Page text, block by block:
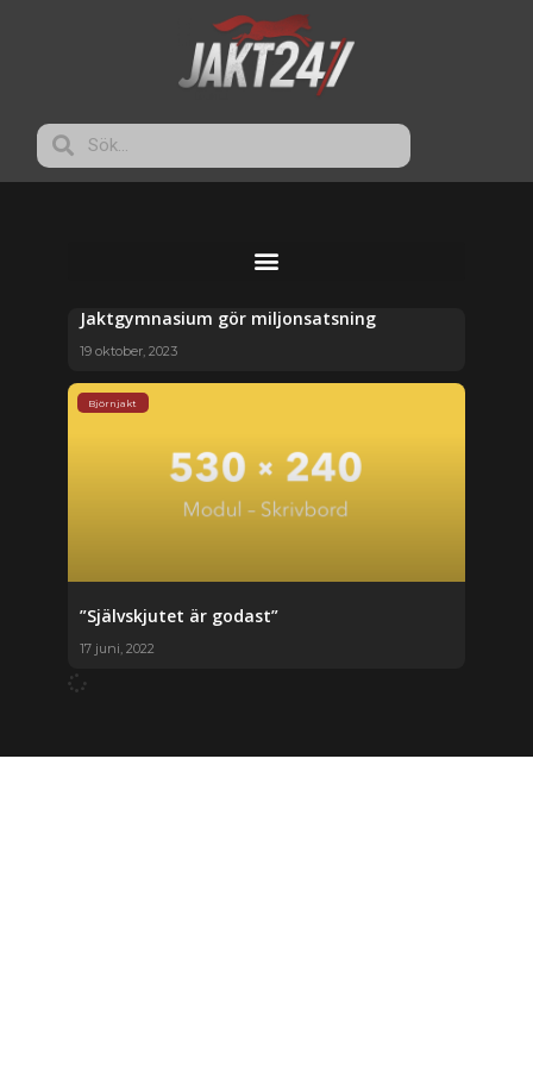
Jaktgymnasium gör miljonsatsning
19 oktober, 2023
Björnjakt
”Självskjutet är godast”
17 juni, 2022